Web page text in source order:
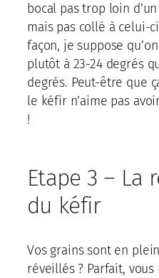
bocal pas trop loin
mais pas collé à celui-
façon, je suppose
plutôt à 23-24 degrés
degrés. Peut-être que
le kéfir n’aime pas
!
Etape 3 – La
du kéfir
Vos grains sont en
réveillés ? Parfait, vous